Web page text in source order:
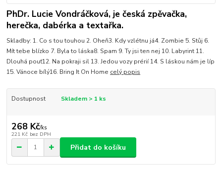
PhDr. Lucie Vondráčková, je česká zpěvačka,
herečka, dabérka a textařka.
Skladby: 1. Co s tou touhou 2. Oheň3. Kdy vzlétnu já4. Zombie 5. Stůj 6.
Mít tebe blízko 7. Byla to láska8. Spam 9. Ty jsi ten nej 10. Labyrint 11.
Dlouhá pouť12. Na pokraji sil 13. Jedou vozy prérií 14. S láskou nám je líp
15. Vánoce bílý16. Bring It On Home celý popis
Dostupnost Skladem > 1 ks
268 Kč/ks
221 Kč bez DPH
Přidat do košíku